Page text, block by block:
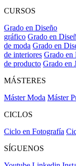
CURSOS
Grado en Diseño
gráfico Grado en
de moda Grado en
de interiores Grado en
de producto Grado en
MÁSTERES
Máster Moda Máster
CICLOS
Ciclo en Fotografía
SÍGUENOS